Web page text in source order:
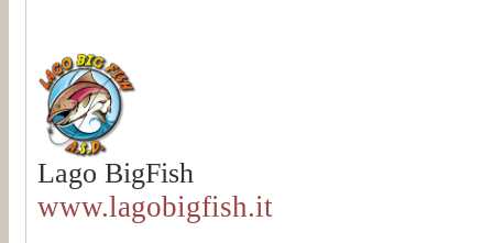
Lago BigFish
www.lagobigfish.it